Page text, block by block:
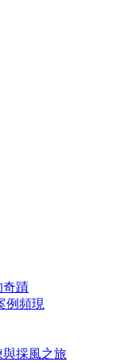
奇蹟
例頻現
採風之旅